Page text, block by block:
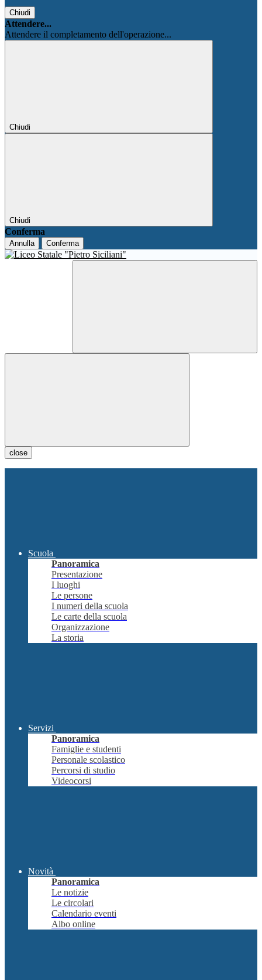
Chiudi
Attendere...
Attendere il completamento dell'operazione...
Chiudi
Chiudi
Conferma
Annulla Conferma
close
Scuola
Panoramica
Presentazione
I luoghi
Le persone
I numeri della scuola
Le carte della scuola
Organizzazione
La storia
Servizi
Panoramica
Famiglie e studenti
Personale scolastico
Percorsi di studio
Videocorsi
Novità
Panoramica
Le notizie
Le circolari
Calendario eventi
Albo online